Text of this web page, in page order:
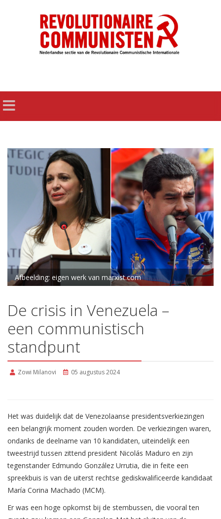
Afbeelding: eigen werk van marxist.com
De crisis in Venezuela –
een communistisch
standpunt
Zowi Milanovi 05 augustus 2024
Het was duidelijk dat de Venezolaanse presidentsverkiezingen
een belangrijk moment zouden worden. De verkiezingen waren,
ondanks de deelname van 10 kandidaten, uiteindelijk een
tweestrijd tussen zittend president Nicolás Maduro en zijn
tegenstander Edmundo González Urrutia, die in feite een
spreekbuis is van de uiterst rechtse gediskwalificeerde kandidaat
María Corina Machado (MCM).
Er was een hoge opkomst bij de stembussen, die vooral ten